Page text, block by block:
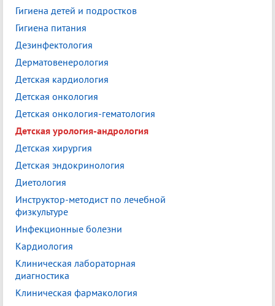
Гигиена детей и подростков
Гигиена питания
Дезинфектология
Дерматовенерология
Детская кардиология
Детская онкология
Детская онкология-гематология
Детская урология-андрология
Детская хирургия
Детская эндокринология
Диетология
Инструктор-методист по лечебной
физкультуре
Инфекционные болезни
Кардиология
Клиническая лабораторная
диагностика
Клиническая фармакология